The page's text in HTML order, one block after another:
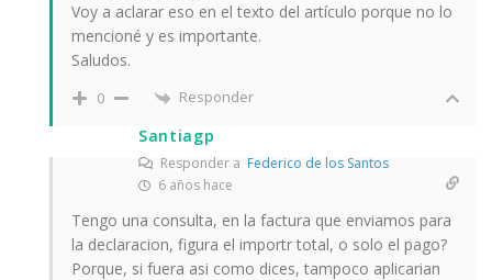
Voy a aclarar eso en el texto del artículo porque no lo
mencioné y es importante.
Saludos.
0 Responder
Santiagp
Responder a Federico de los Santos
6 años hace
Tengo una consulta, en la factura que enviamos para
la declaracion, figura el importr total, o solo el pago?
Porque, si fuera asi como dices, tampoco aplicarian